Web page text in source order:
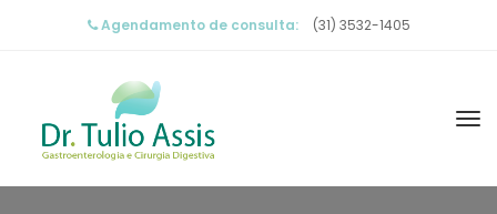
Agendamento de consulta: (31) 3532-1405